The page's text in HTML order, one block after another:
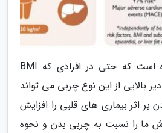
این تحقیق نشان داده است که حتی در افرادی که BMI
بالایی از این نوع چربی می تواند
اثر بیماری های قلبی را افزایش
ما را نسبت به چربی بدن و نحوه